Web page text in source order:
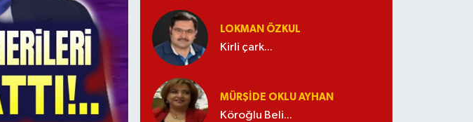
LOKMAN ÖZKUL
Kirli çark...
MÜRŞIDE OKLU AYHAN
Köroğlu Beli...